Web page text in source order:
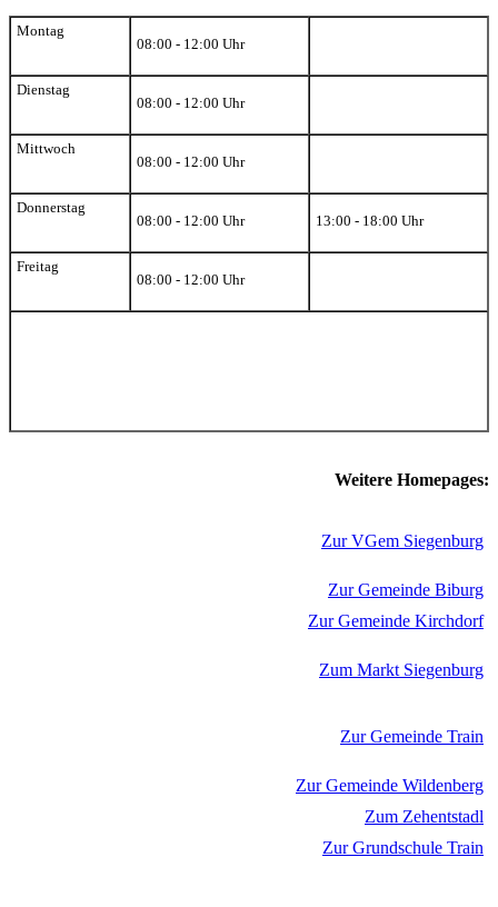
Montag
08:00 - 12:00 Uhr
Dienstag
08:00 - 12:00 Uhr
Mittwoch
08:00 - 12:00 Uhr
Donnerstag
08:00 - 12:00 Uhr
13:00 - 18:00 Uhr
Freitag
08:00 - 12:00 Uhr
Weitere Homepages:
Zur VGem Siegenburg
Zur Gemeinde Biburg
Zur Gemeinde Kirchdorf
Zum Markt Siegenburg
Zur Gemeinde Train
Zur Gemeinde Wildenberg
Zum Zehentstadl
Zur Grundschule Train